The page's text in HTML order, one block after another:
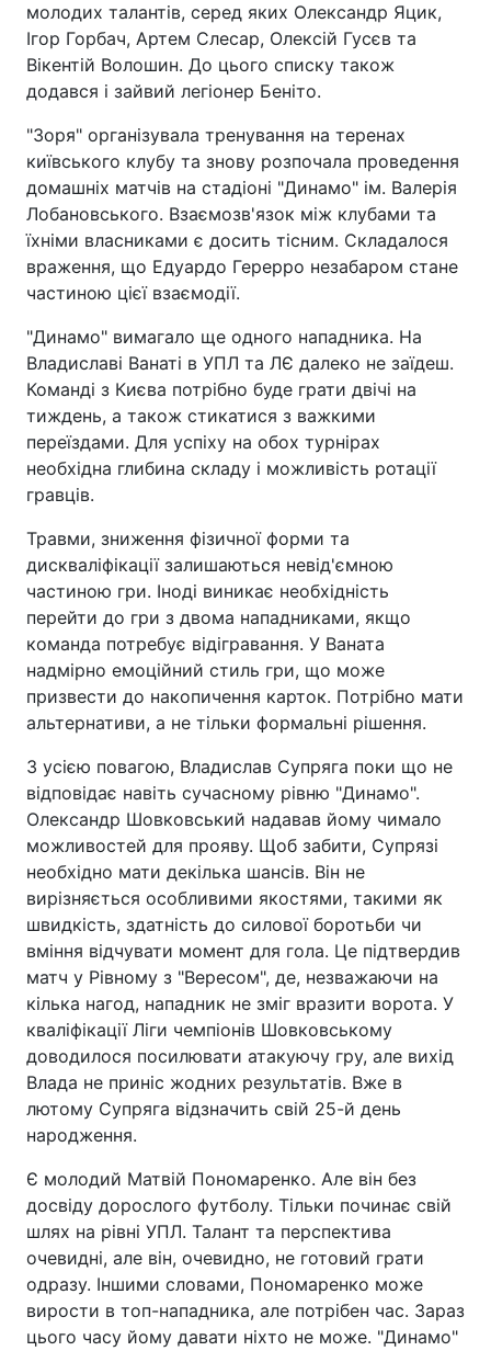
молодих талантів, серед яких Олександр Яцик,
Ігор Горбач, Артем Слесар, Олексій Гусєв та
Вікентій Волошин. До цього списку також
додався і зайвий легіонер Беніто.
"Зоря" організувала тренування на теренах
київського клубу та знову розпочала проведення
домашніх матчів на стадіоні "Динамо" ім. Валерія
Лобановського. Взаємозв'язок між клубами та
їхніми власниками є досить тісним. Складалося
враження, що Едуардо Герерро незабаром стане
частиною цієї взаємодії.
"Динамо" вимагало ще одного нападника. На
Владиславі Ванаті в УПЛ та ЛЄ далеко не заїдеш.
Команді з Києва потрібно буде грати двічі на
тиждень, а також стикатися з важкими
переїздами. Для успіху на обох турнірах
необхідна глибина складу і можливість ротації
гравців.
Травми, зниження фізичної форми та
дискваліфікації залишаються невід'ємною
частиною гри. Іноді виникає необхідність
перейти до гри з двома нападниками, якщо
команда потребує відігравання. У Ваната
надмірно емоційний стиль гри, що може
призвести до накопичення карток. Потрібно мати
альтернативи, а не тільки формальні рішення.
З усією повагою, Владислав Супряга поки що не
відповідає навіть сучасному рівню "Динамо".
Олександр Шовковський надавав йому чимало
можливостей для прояву. Щоб забити, Супрязі
необхідно мати декілька шансів. Він не
вирізняється особливими якостями, такими як
швидкість, здатність до силової боротьби чи
вміння відчувати момент для гола. Це підтвердив
матч у Рівному з "Вересом", де, незважаючи на
кілька нагод, нападник не зміг вразити ворота. У
кваліфікації Ліги чемпіонів Шовковському
доводилося посилювати атакуючу гру, але вихід
Влада не приніс жодних результатів. Вже в
лютому Супряга відзначить свій 25-й день
народження.
Є молодий Матвій Пономаренко. Але він без
досвіду дорослого футболу. Тільки починає свій
шлях на рівні УПЛ. Талант та перспектива
очевидні, але він, очевидно, не готовий грати
одразу. Іншими словами, Пономаренко може
вирости в топ-нападника, але потрібен час. Зараз
цього часу йому давати ніхто не може. "Динамо"